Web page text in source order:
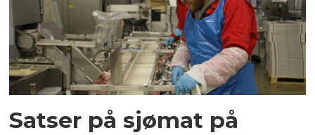
Satser på sjømat på